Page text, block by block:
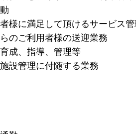
者様に満足して頂けるサービス
らのご利用者様の送迎業務
育成、指導、管理等
施設管理に付随する業務